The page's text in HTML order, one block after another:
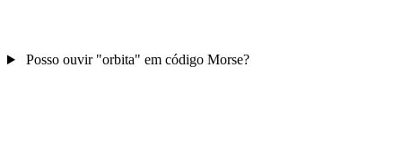
Posso ouvir "orbita" em código Morse?